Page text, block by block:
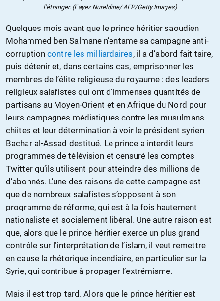
l’étranger. (Fayez Nureldine/ AFP/Getty Images)
Quelques mois avant que le prince héritier saoudien
Mohammed ben Salmane n’entame sa campagne anti-
corruptioncontre les milliardaires, il a d’abord fait taire,
puis détenir et, dans certains cas, emprisonner les
membres de l’élite religieuse du royaume : des leaders
religieux salafistes qui ont d’immenses quantités de
partisans au Moyen-Orient et en Afrique du Nord pour
leurs campagnes médiatiques contre les musulmans
chiites et leur détermination à voir le président syrien
Bachar al-Assad destitué. Le prince a interdit leurs
programmes de télévision et censuré les comptes
Twitter qu’ils utilisent pour atteindre des millions de
d’abonnés. L’une des raisons de cette campagne est
que de nombreux salafistes s’opposent à son
programme de réforme, qui est à la fois hautement
nationaliste et socialement libéral. Une autre raison est
que, alors que le prince héritier exerce un plus grand
contrôle sur l’interprétation de l’islam, il veut remettre
en cause la rhétorique incendiaire, en particulier sur la
Syrie, qui contribue à propager l’extrémisme.
Mais il est trop tard. Alors que le prince héritier est